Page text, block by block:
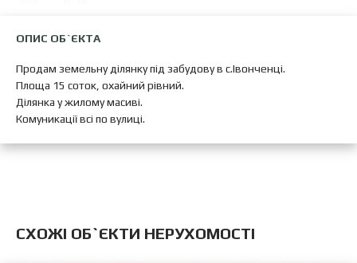
ОПИС ОБ`ЄКТА
Продам земельну ділянку під забудову в с.Івонченці.
Площа 15 соток, охайний рівний.
Ділянка у жилому масиві.
Комуникації всі по вулиці.
CХОЖІ ОБ`ЄКТИ НЕРУХОМОСТІ